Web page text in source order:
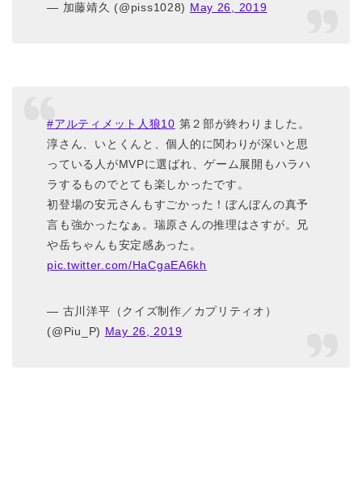
— 加藤靖久 (@piss1028) May 26, 2019
#アルティメット人狼10 第２部が終わりました。
淳さん、いとくんと、個人的に関わりが深いと思
っている人がMVPに選ばれ、ゲーム展開もハラハ
ラするものでとても楽しかったです。
初登場の安元さんもすごかった！ぼんぼんの真予
言も強かったなぁ。瑞原さんの推理はさすが。兄
や岳ちゃんも安定感あった。
pic.twitter.com/HaCgaEA6kh
— 古川洋平（クイズ制作／カプリティオ）
(@Piu_P) May 26, 2019